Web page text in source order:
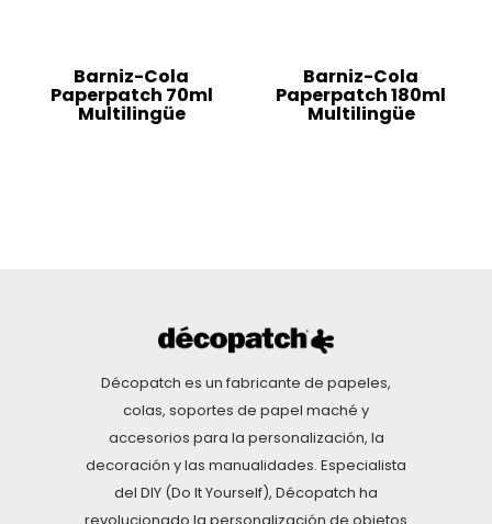
Barniz-Cola
Paperpatch 70ml
Multilingüe
Barniz-Cola
Paperpatch 180ml
Multilingüe
Décopatch es un fabricante de papeles,
colas, soportes de papel maché y
accesorios para la personalización, la
decoración y las manualidades. Especialista
del DIY (Do It Yourself), Décopatch ha